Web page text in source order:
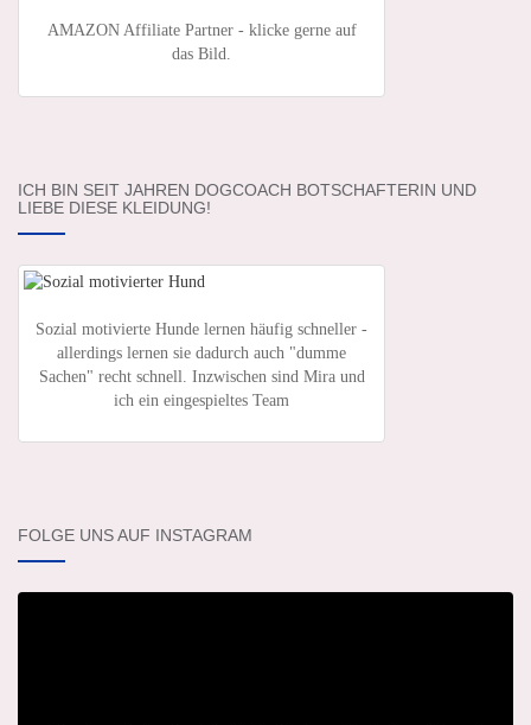
AMAZON Affiliate Partner - klicke gerne auf
das Bild.
ICH BIN SEIT JAHREN DOGCOACH BOTSCHAFTERIN UND
LIEBE DIESE KLEIDUNG!
Sozial motivierte Hunde lernen häufig schneller -
allerdings lernen sie dadurch auch "dumme
Sachen" recht schnell. Inzwischen sind Mira und
ich ein eingespieltes Team
FOLGE UNS AUF INSTAGRAM